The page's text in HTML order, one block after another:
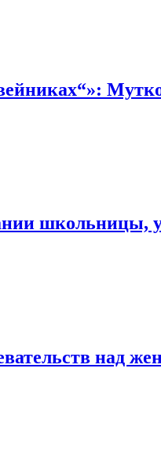
школьницы,
над